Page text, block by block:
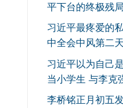
平下台的终极残局
习近平最疼爱的
中全会中风第二
习近平以为自己
当小学生 与李克
李桥铭正月初五